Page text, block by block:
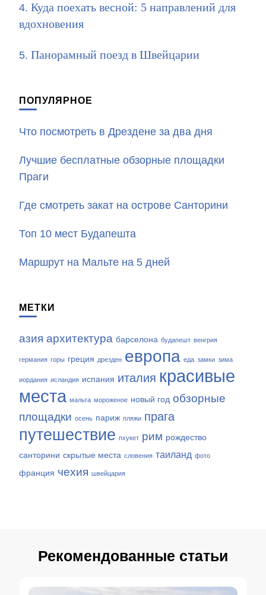
Куда поехать весной: 5 направлений для
вдохновения
Панорамный поезд в Швейцарии
ПОПУЛЯРНОЕ
Что посмотреть в Дрездене за два дня
Лучшие бесплатные обзорные площадки
Праги
Где смотреть закат на острове Санторини
Топ 10 мест Будапешта
Маршрут на Мальте на 5 дней
МЕТКИ
азия архитектура барселона будапешт венгрия
германия горы греция дрезден европа еда замки зима
иордания исландия испания италия красивые
места мальта мороженое новый год обзорные
площадки осень париж пляжи прага
путешествие пхукет рим рождество
санторини скрытые места словения таиланд фото
франция чехия швейцария
Рекомендованные статьи